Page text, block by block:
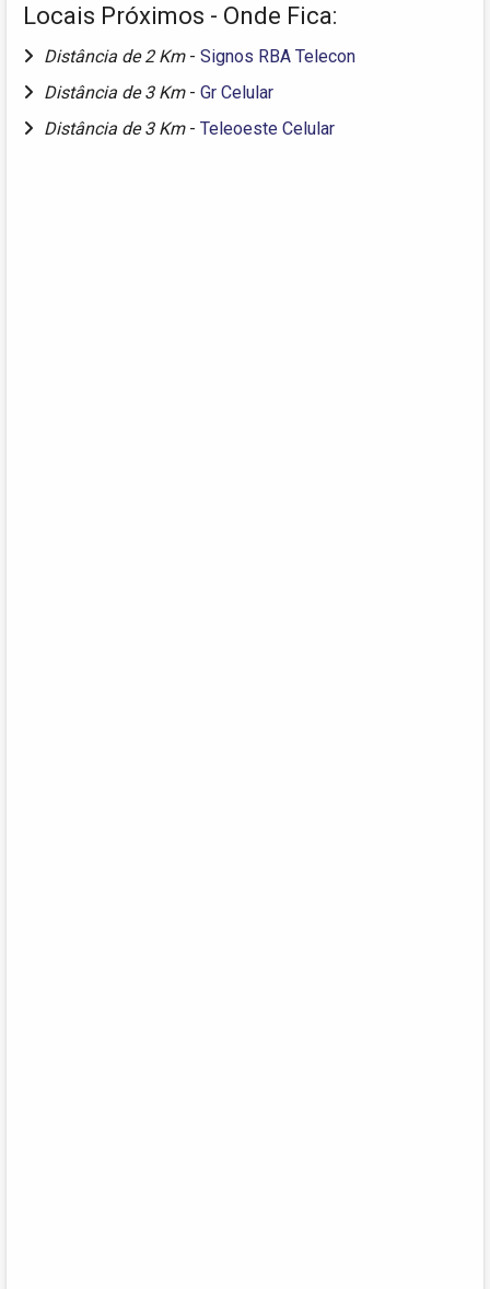
Locais Próximos - Onde Fica:
Distância de 2 Km - Signos RBA Telecon
Distância de 3 Km - Gr Celular
Distância de 3 Km - Teleoeste Celular